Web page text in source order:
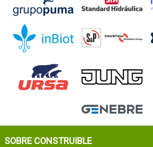
SOBRE CONSTRUIBLE